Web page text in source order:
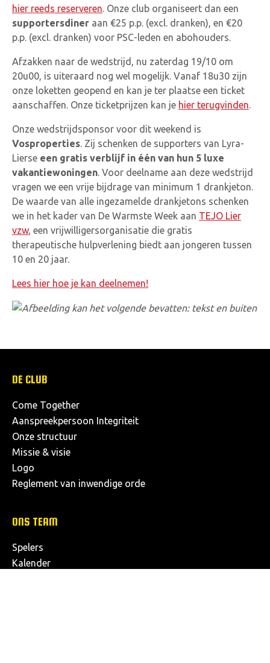
hier reeds reserveren . Onze club organiseert dan een
supportersdiner aan €25 p.p. (excl. dranken), en €20
p.p. (excl. dranken) voor PSC-leden en abohouders.
Afzakken naar de wedstrijd, nu zaterdag 19/10 om
20u00, is uiteraard nog wel mogelijk. Vanaf 18u30 zijn
onze loketten geopend en kan je ter plaatse een ticket
aanschaffen. Onze ticketprijzen kan je hier terugvinden
Onze wedstrijdsponsor voor dit weekend is
Vosproperties . Zij schenken de supporters van Lyra-
Lierse een gratis verblijf in één van hun 5 luxe
vakantiewoningen . Voor deelname aan deze wedstrijd
vragen we een vrije bijdrage van minimum 1 drankjeton.
De waarde van alle ingezamelde drankjetons schenken
we in het kader van De Warmste Week aan TEJO Lier
vzw, een vrijwilligersorganisatie die gratis
therapeutische hulpverlening biedt aan jongeren tussen
10 en 20 jaar.
Lees hier hoe je kan deelnemen!
DE CLUB
Come Together
Aanspreekpersoon Integriteit
Onze structuur
Missie & visie
Logo
Reglement van inwendige orde
ONS TEAM
Spelers
Kalender